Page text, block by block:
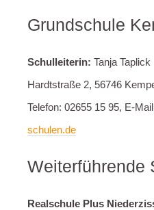
Grundschule
Schulleiterin: Tanja Taplick
Hardtstraße 2, 56746
Telefon: 02655 15 95, E-
schulen.de
Weiterführende
Realschule Plus